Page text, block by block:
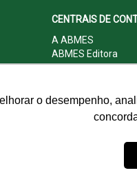
o desempenho,
CENTRAIS DE
A ABMES
ABMES Editora
ABMES LInC
Central do
© 2009 - 2026